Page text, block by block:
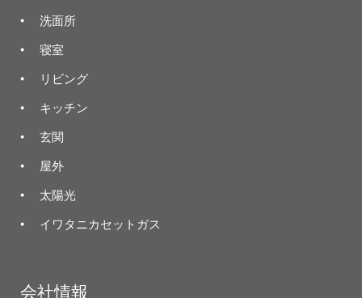
洗面所
寝室
リビング
キッチン
玄関
屋外
太陽光
イワタニカセットガス
会社情報